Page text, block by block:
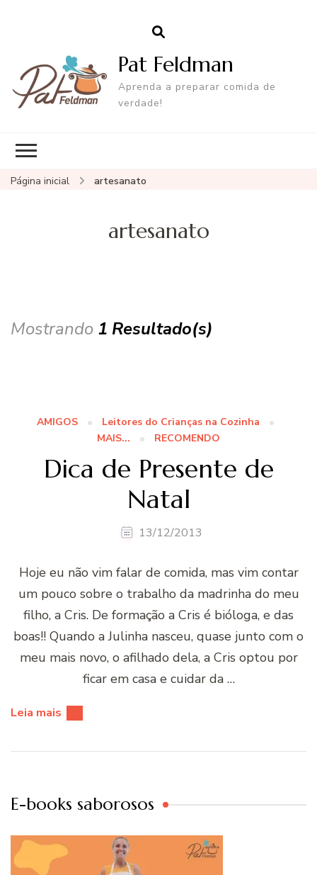
Pat Feldman
Aprenda a preparar comida de
verdade!
Página inicial artesanato
artesanato
Mostrando 1 Resultado(s)
AMIGOS
Leitores do Crianças na Cozinha
MAIS...
RECOMENDO
Dica de Presente de
Natal
13/12/2013
Hoje eu não vim falar de comida, mas vim contar
um pouco sobre o trabalho da madrinha do meu
filho, a Cris. De formação a Cris é bióloga, e das
boas!! Quando a Julinha nasceu, quase junto com o
meu mais novo, o afilhado dela, a Cris optou por
ficar em casa e cuidar da …
Leia mais
E-books saborosos